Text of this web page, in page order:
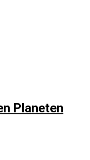
Planeten